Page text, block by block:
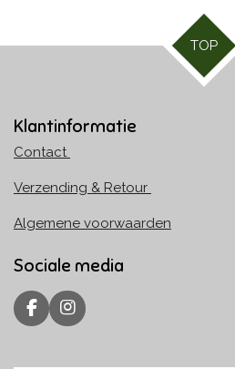
TOP
Klantinformatie
Contact
Verzending & Retour
Algemene voorwaarden
Sociale media
F
a
e
I
n
t